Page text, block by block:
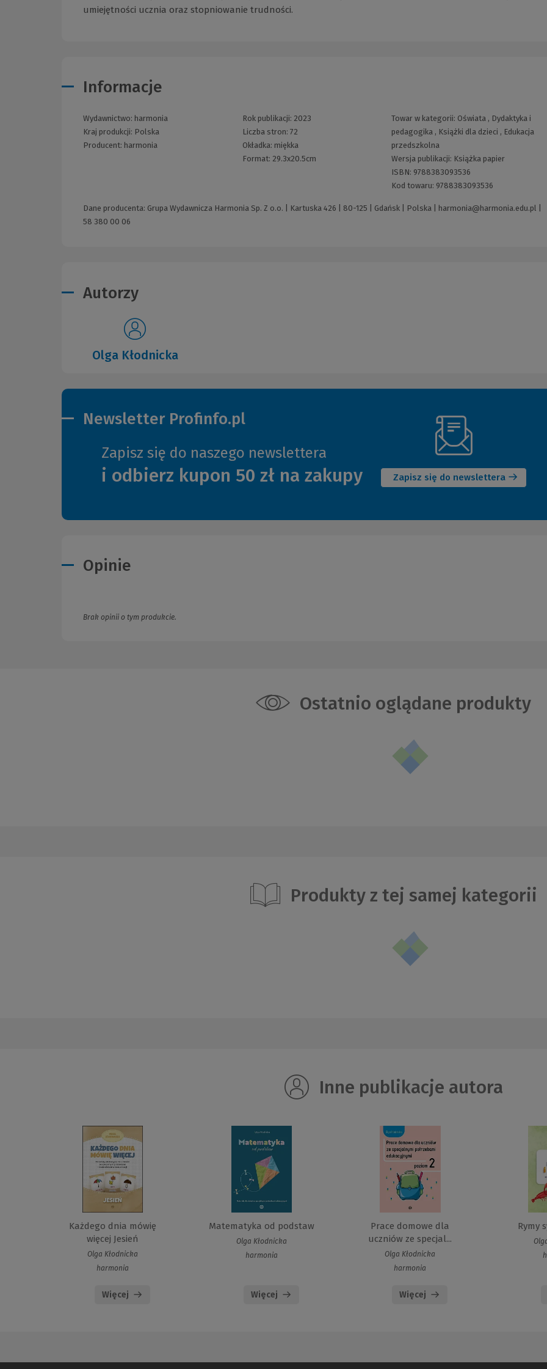
umiejętności ucznia oraz stopniowanie trudności.
Informacje
Wydawnictwo: harmonia
Kraj produkcji: Polska
Producent: harmonia
Rok publikacji: 2023
Liczba stron:72
Okładka: miękka
Format: 29.3x20.5cm
Towar w kategorii: Oświata, Dydaktyka i
pedagogika, Książki dla dzieci , Edukacja
przedszkolna
Wersja publikacji: Książka papier
ISBN: 9788383093536
Kod towaru: 9788383093536
Dane producenta: Grupa Wydawnicza Harmonia Sp. Z o.o. | Kartuska 426 | 80-125 | Gdańsk | Polska | harmonia@harmonia.edu.pl
58 380 00 06
Autorzy
Olga Kłodnicka
Newsletter Profinfo.pl
Zapisz się do naszego newslettera
i odbierz kupon 50 zł na zakupy Zapisz się do newslettera
okno)
Opinie
Brak opinii o tym produkcie.
Ostatnio oglądane produkty
Produkty z tej samej kategorii
Inne publikacje autora
Każdego dnia mówię
więcej Jesień
Olga Kłodnicka
harmonia
Więcej
Matematyka od podstaw
Olga Kłodnicka
harmonia
Więcej
Prace domowe dla
uczniów ze specjal...
Olga Kłodnicka
harmonia
Więcej
Rymy